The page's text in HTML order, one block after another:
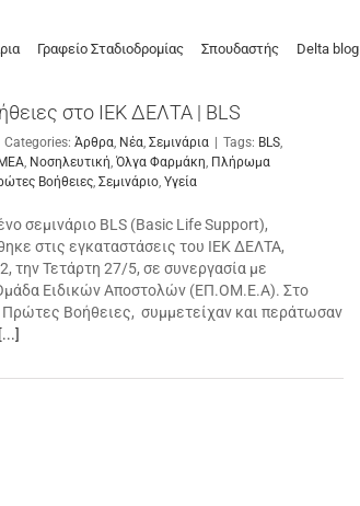
Γραφείο Σταδιοδρομίας Σπουδαστής Delta blog
στο ΙΕΚ ΔΕΛΤΑ | BLS
Categories: Άρθρα, Νέα, Σεμινάρια Tags: BLS,
, Νοσηλευτική, Όλγα Φαρμάκη, Πλήρωμα
Βοήθειες, Σεμινάριο, Υγεία
σεμινάριο BLS (Basic Life Support),
στις εγκαταστάσεις του ΙΕΚ ΔΕΛΤΑ,
την Τετάρτη 27/5, σε συνεργασία με
Ειδικών Αποστολών (ΕΠ.ΟΜ.Ε.Α). Στο
Πρώτες Βοήθειες, συμμετείχαν και περάτωσαν
[...]